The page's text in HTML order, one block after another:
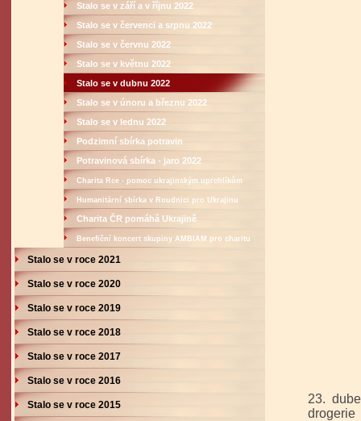
Stalo se v září a v říjnu 2022
Stalo se v červenci a srpnu 2022
Stalo se v červnu 2022
Stalo se v květnu 2022
Stalo se v dubnu 2022
Stalo se v únoru a březnu 2022
Stalo se v lednu 2022
Podzimní sbírka potravin
Potravinová sbírka - jaro 2022
Charita Rce - pomoc ukrajinským uprchlíkům
Humanitární sbírka v Roudnici pro Ukrajinu
Charita ČR pomáhá Ukrajině
Benefiční koncert skupiny AMBIAM pro charitu
Stalo se v roce 2021
Stalo se v roce 2020
Stalo se v roce 2019
Stalo se v roce 2018
Stalo se v roce 2017
Stalo se v roce 2016
Stalo se v roce 2015
23.
drogerie